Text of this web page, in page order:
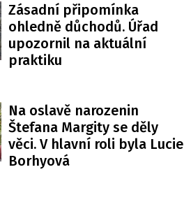
Zásadní připomínka
ohledně důchodů. Úřad
upozornil na aktuální
praktiku
Na oslavě narozenin
Štefana Margity se děly
věci. V hlavní roli byla Lucie
Borhyová